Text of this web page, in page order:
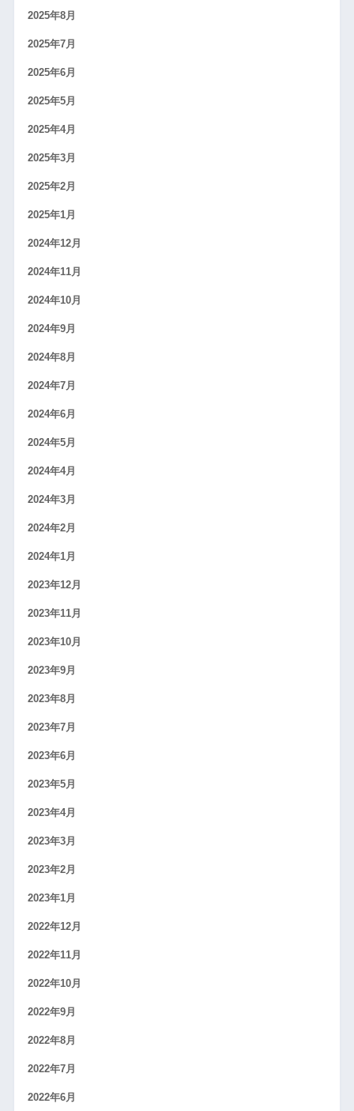
2025年8月
2025年7月
2025年6月
2025年5月
2025年4月
2025年3月
2025年2月
2025年1月
2024年12月
2024年11月
2024年10月
2024年9月
2024年8月
2024年7月
2024年6月
2024年5月
2024年4月
2024年3月
2024年2月
2024年1月
2023年12月
2023年11月
2023年10月
2023年9月
2023年8月
2023年7月
2023年6月
2023年5月
2023年4月
2023年3月
2023年2月
2023年1月
2022年12月
2022年11月
2022年10月
2022年9月
2022年8月
2022年7月
2022年6月